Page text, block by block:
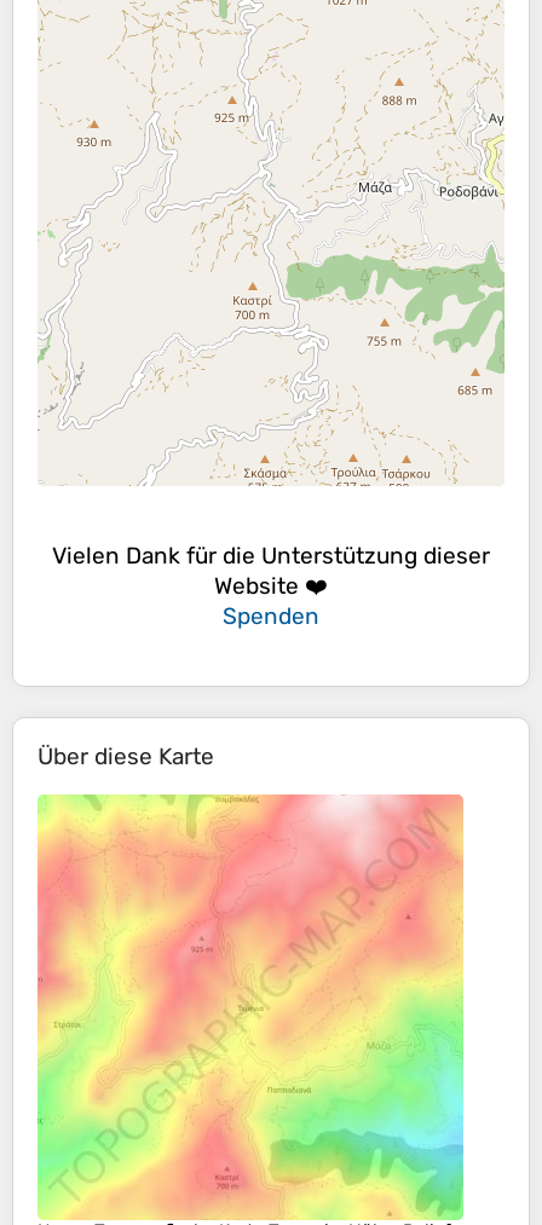
Vielen Dank für die Unterstützung dieser
Website ❤️
Spenden
Über diese Karte